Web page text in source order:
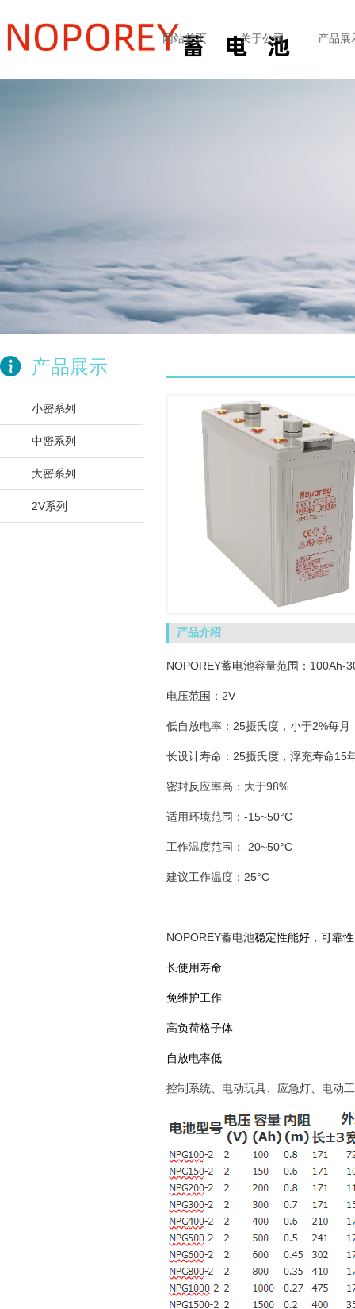
网站首页 关于公司 产品展
产品展示
小密系列
中密系列
大密系列
2V系列
产品介绍
NOPOREY蓄电池容量范围：100Ah-
电压范围：2V
低自放电率：25摄氏度，小于2%每月
长设计寿命：25摄氏度，浮充寿命15
密封反应率高：大于98%
适用环境范围：-15~50°C
工作温度范围：-20~50°C
建议工作温度：25°C
NOPOREY蓄电池稳定性能好，可靠
长使用寿命
免维护工作
高负荷格子体
自放电率低
控制系统、电动玩具、应急灯、电动